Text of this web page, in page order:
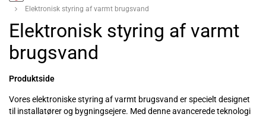
Elektronisk styring af varmt brugsvand
Elektronisk styring af varmt
brugsvand
Produktside
Vores elektroniske styring af varmt brugsvand er specielt designet
til installatører og bygningsejere. Med denne avancerede teknologi